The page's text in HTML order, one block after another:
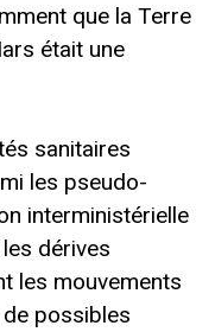
que la Terre
était une
sanitaires
les pseudo-
interministérielle
dérives
les mouvements
possibles